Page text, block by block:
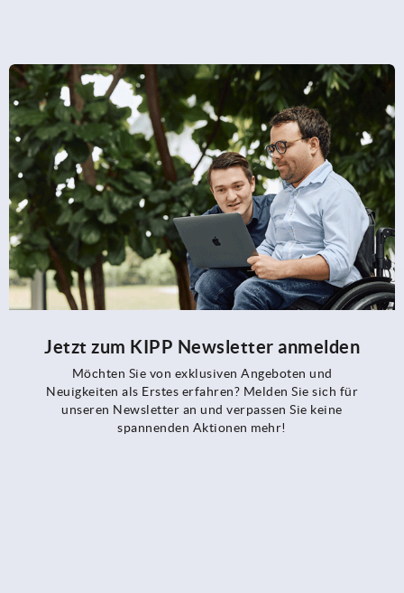
Jetzt zum KIPP Newsletter anmelden
Möchten Sie von exklusiven Angeboten und
Neuigkeiten als Erstes erfahren? Melden Sie sich für
unseren Newsletter an und verpassen Sie keine
spannenden Aktionen mehr!